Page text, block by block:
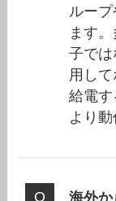
ルー
ます
子で
用し
給電
より動
海外か